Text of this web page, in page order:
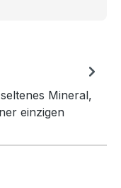
Mineral,
einzigen